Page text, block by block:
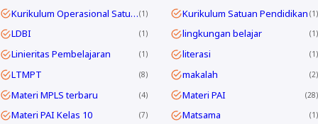
Kurikulum Operasional Satuan Pendidikan 1 Kurikulum Satuan Pendidikan 1
LDBI 1 lingkungan belajar 1
Linieritas Pembelajaran 1 literasi 1
LTMPT 8 makalah 2
Materi MPLS terbaru 4 Materi PAI 28
Materi PAI Kelas 10 7 Matsama 1